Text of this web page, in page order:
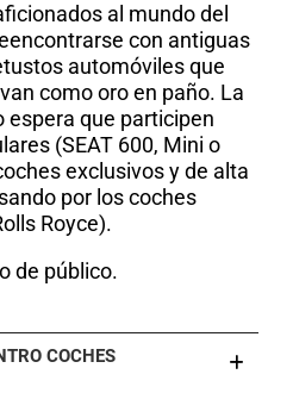
al mundo del
con antiguas
automóviles que
como oro en paño. La
espera que participen
(SEAT 600, Mini o
exclusivos y de alta
por los coches
Royce).
de público.
COCHES